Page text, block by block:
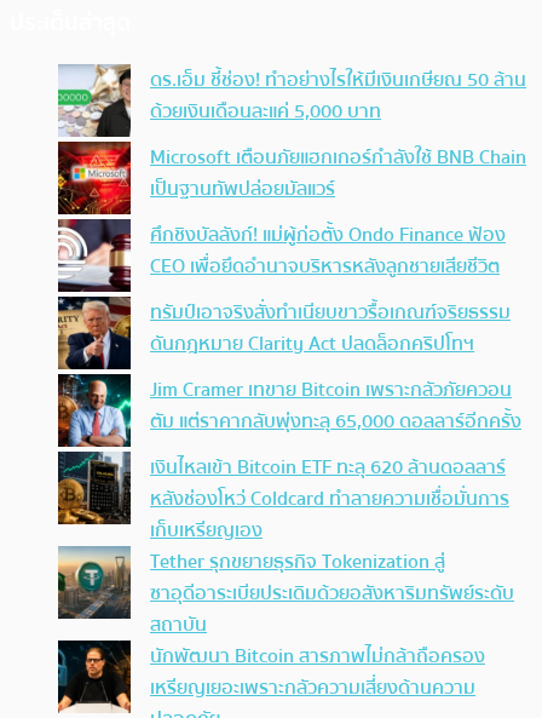
ดร.เอ็ม ชี้ช่อง! ทำอย่างไรให้มีเงินเกษียณ 50 ล้าน
ด้วยเงินเดือนละแค่ 5,000 บาท
Microsoft เตือนภัยแฮกเกอร์กำลังใช้ BNB Chain
เป็นฐานทัพปล่อยมัลแวร์
ศึกชิงบัลลังก์! แม่ผู้ก่อตั้ง Ondo Finance ฟ้อง
CEO เพื่อยึดอำนาจบริหารหลังลูกชายเสียชีวิต
ทรัมป์เอาจริง สั่งทำเนียบขาวรื้อเกณฑ์จริยธรรม
ดันกฎหมาย Clarity Act ปลดล็อกคริปโทฯ
Jim Cramer เทขาย Bitcoin เพราะกลัวภัยควอน
ตัม แต่ราคากลับพุ่งทะลุ 65,000 ดอลลาร์อีกครั้ง
เงินไหลเข้า Bitcoin ETF ทะลุ 620 ล้านดอลลาร์
หลังช่องโหว่ Coldcard ทำลายความเชื่อมั่นการ
เก็บเหรียญเอง
Tether รุกขยายธุรกิจ Tokenization สู่
ซาอุดีอาระเบียประเดิมด้วยอสังหาริมทรัพย์ระดับ
สถาบัน
นักพัฒนา Bitcoin สารภาพไม่กล้าถือครอง
เหรียญเยอะเพราะกลัวความเสี่ยงด้านความ